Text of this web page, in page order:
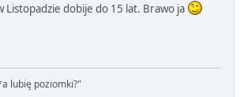
Listopadzie dobije do 15 lat. Brawo ja
lubię poziomki?"